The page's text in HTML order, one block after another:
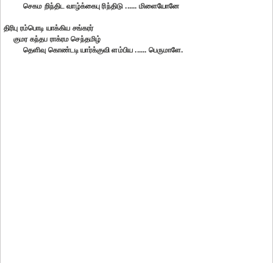
செகம றிந்திட வாழ்க்கைபு ரிந்திடு ...... மிளையோனே
திரிபு ரம்பொடி யாக்கிய சங்கரர்
குமர கந்தப ராக்ரம செந்தமிழ்
தெளிவு கொண்டடி யார்க்குவி ளம்பிய ...... பெருமாளே.